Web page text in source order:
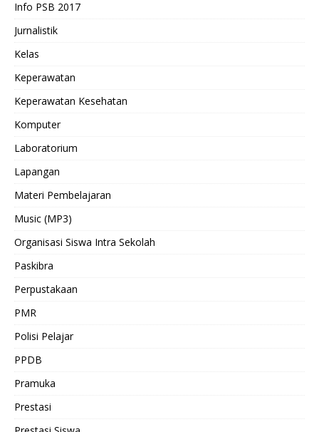
Info PSB 2017
Jurnalistik
Kelas
Keperawatan
Keperawatan Kesehatan
Komputer
Laboratorium
Lapangan
Materi Pembelajaran
Music (MP3)
Organisasi Siswa Intra Sekolah
Paskibra
Perpustakaan
PMR
Polisi Pelajar
PPDB
Pramuka
Prestasi